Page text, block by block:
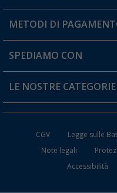
Il mio Account
Carta fedeltà Berger
Informazioni sulla
Resi
FAQ e Contatti
METODI DI
SPEDIAMO CON
LE NOSTRE
Mobili per il Campeggio
CGV Legge sulle
Note legali
Accessibilità